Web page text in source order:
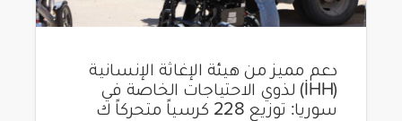
دعم مميز من هيئة الإغاثة الإنسانية
(İHH) لذوي الاحتياجات الخاصة في
سوريا: توزيع 228 كرسياً متحركاً ك